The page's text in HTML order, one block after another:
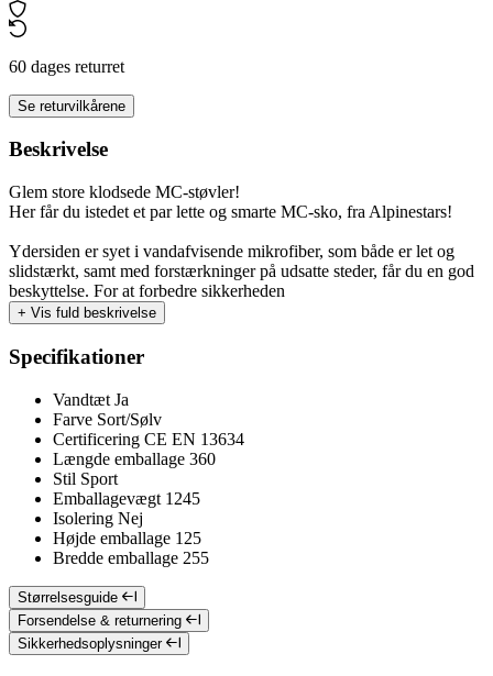
60 dages returret
Se returvilkårene
Beskrivelse
Glem store klodsede MC-støvler!
Her får du istedet et par lette og smarte MC-sko, fra Alpinestars!
Ydersiden er syet i vandafvisende mikrofiber, som både er let og
slidstærkt, samt med forstærkninger på udsatte steder, får du en god
beskyttelse. For at forbedre sikkerheden
+ Vis fuld beskrivelse
Specifikationer
Vandtæt Ja
Farve Sort/Sølv
Certificering CE EN 13634
Længde emballage 360
Stil Sport
Emballagevægt 1245
Isolering Nej
Højde emballage 125
Bredde emballage 255
Størrelsesguide
Forsendelse & returnering
Sikkerhedsoplysninger